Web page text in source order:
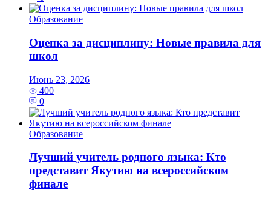
Образование
Оценка за дисциплину: Новые правила для
школ
Июнь 23, 2026
400
0
Образование
Лучший учитель родного языка: Кто
представит Якутию на всероссийском
финале